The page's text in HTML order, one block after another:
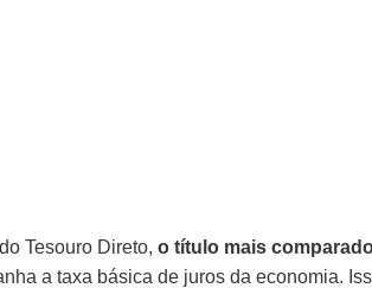
Tesouro Direto, o título mais
a taxa básica de juros da economia.